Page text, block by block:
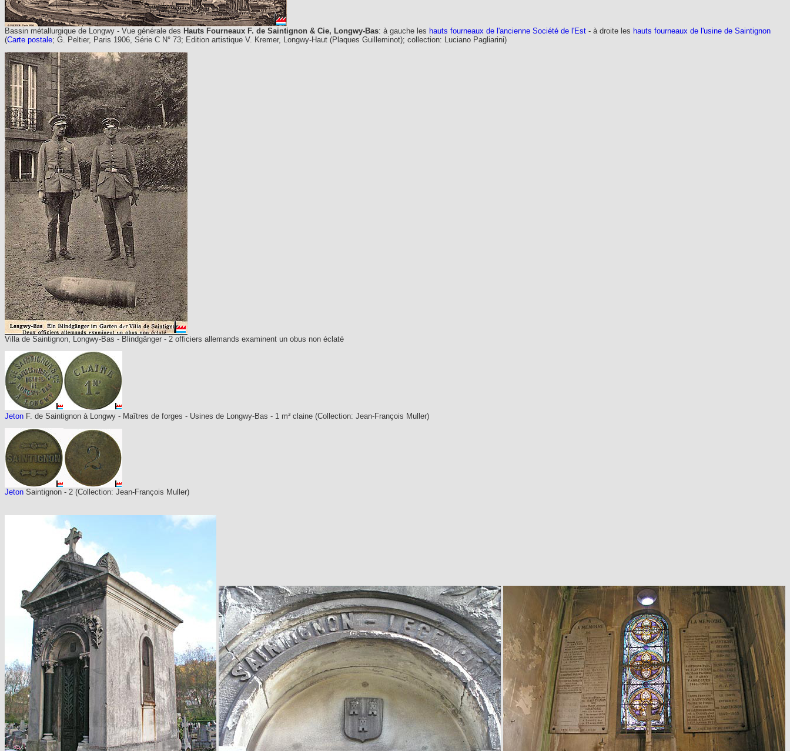
Bassin métallurgique de Longwy - Vue générale des Hauts Fourneaux F. de Saintignon & Cie, Longwy-Bas: à gauche les hauts fourneaux de l'ancienne Société de l'Est - à droite les hauts fourneaux de l'usine de Saintignon
(Carte postale; G. Peltier, Paris 1906, Série C N° 73; Edition artistique V. Kremer, Longwy-Haut (Plaques Guilleminot); collection: Luciano Pagliarini)
Villa de Saintignon, Longwy-Bas - Blindgänger - 2 officiers allemands examinent un obus non éclaté
Jeton F. de Saintignon à Longwy - Maîtres de forges - Usines de Longwy-Bas - 1 m³ claine (Collection: Jean-François Muller)
Jeton Saintignon - 2 (Collection: Jean-François Muller)